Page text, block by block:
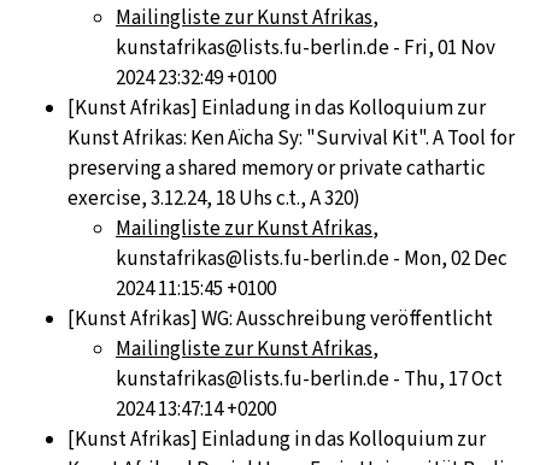
Mailingliste zur Kunst Afrikas,
kunstafrikas@lists.fu-berlin.de - Fri, 01 Nov
2024 23:32:49 +0100
[Kunst Afrikas] Einladung in das Kolloquium zur
Kunst Afrikas: Ken Aïcha Sy: "Survival Kit". A Tool for
preserving a shared memory or private cathartic
exercise, 3.12.24, 18 Uhs c.t., A 320)
Mailingliste zur Kunst Afrikas,
kunstafrikas@lists.fu-berlin.de - Mon, 02 Dec
2024 11:15:45 +0100
[Kunst Afrikas] WG: Ausschreibung veröffentlicht
Mailingliste zur Kunst Afrikas,
kunstafrikas@lists.fu-berlin.de - Thu, 17 Oct
2024 13:47:14 +0200
[Kunst Afrikas] Einladung in das Kolloquium zur